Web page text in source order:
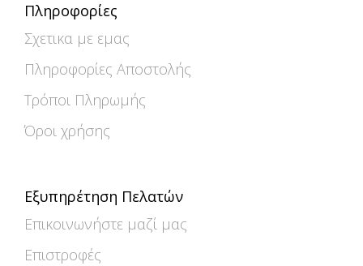
Πληροφορίες
Σχετικα με εμας
Πληροφορίες Αποστολής
Τρόποι Πληρωμής
Όροι χρήσης
Εξυπηρέτηση Πελατών
Επικοινωνήστε μαζί μας
Επιστροφές